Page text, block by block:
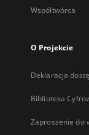
Współtwórca
O Projekcie
Deklaracja
Biblioteka
Zaproszenie do